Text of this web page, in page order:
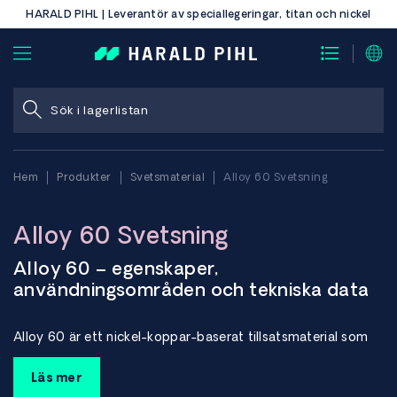
HARALD PIHL | Leverantör av speciallegeringar, titan och nickel
Hem Produkter Svetsmaterial Alloy 60 Svetsning
Alloy 60 Svetsning
Alloy 60 – egenskaper,
användningsområden och tekniska data
Alloy 60 är ett nickel-koppar-baserat tillsatsmaterial som
används för svetsning av Monel®-legeringarna 400, R-405
och K-500. Det används också för ytbeläggning av stål där
Läs mer